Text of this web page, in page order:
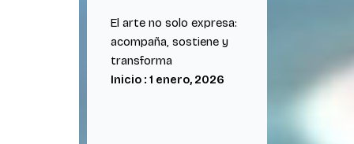
El arte no solo expresa:
acompaña, sostiene y
transforma
Inicio : 1 enero, 2026